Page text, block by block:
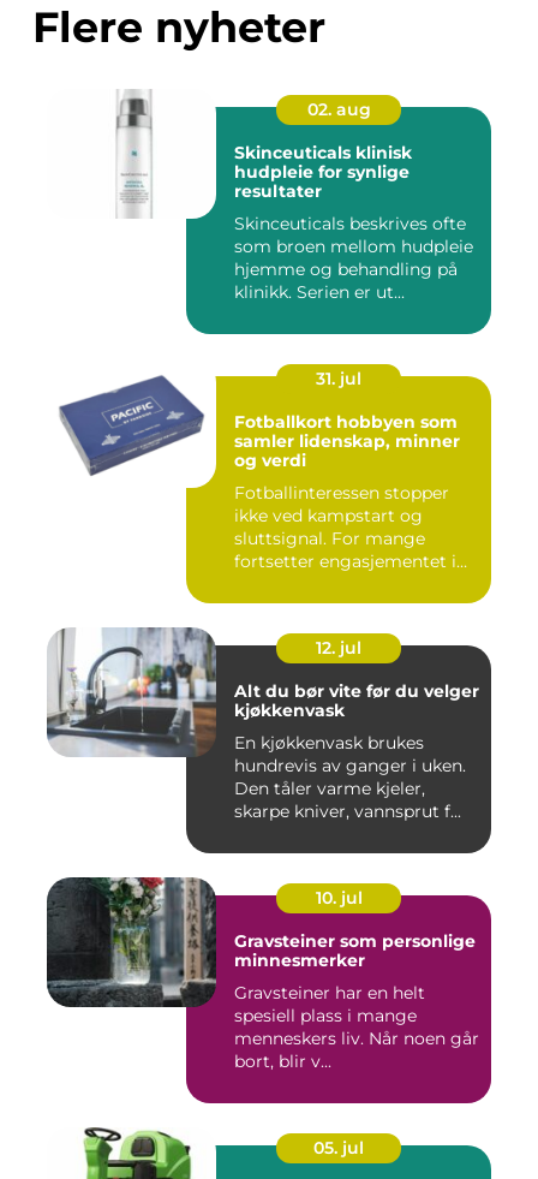
Flere nyheter
02. aug
Skinceuticals klinisk
hudpleie for synlige
resultater
Skinceuticals beskrives ofte
som broen mellom hudpleie
hjemme og behandling på
klinikk. Serien er ut...
31. jul
Fotballkort hobbyen som
samler lidenskap, minner
og verdi
Fotballinteressen stopper
ikke ved kampstart og
sluttsignal. For mange
fortsetter engasjementet i
12. jul
Alt du bør vite før du velger
kjøkkenvask
En kjøkkenvask brukes
hundrevis av ganger i uken.
Den tåler varme kjeler,
skarpe kniver, vannsprut f...
10. jul
Gravsteiner som personlige
minnesmerker
Gravsteiner har en helt
spesiell plass i mange
menneskers liv. Når noen går
bort, blir v...
05. jul